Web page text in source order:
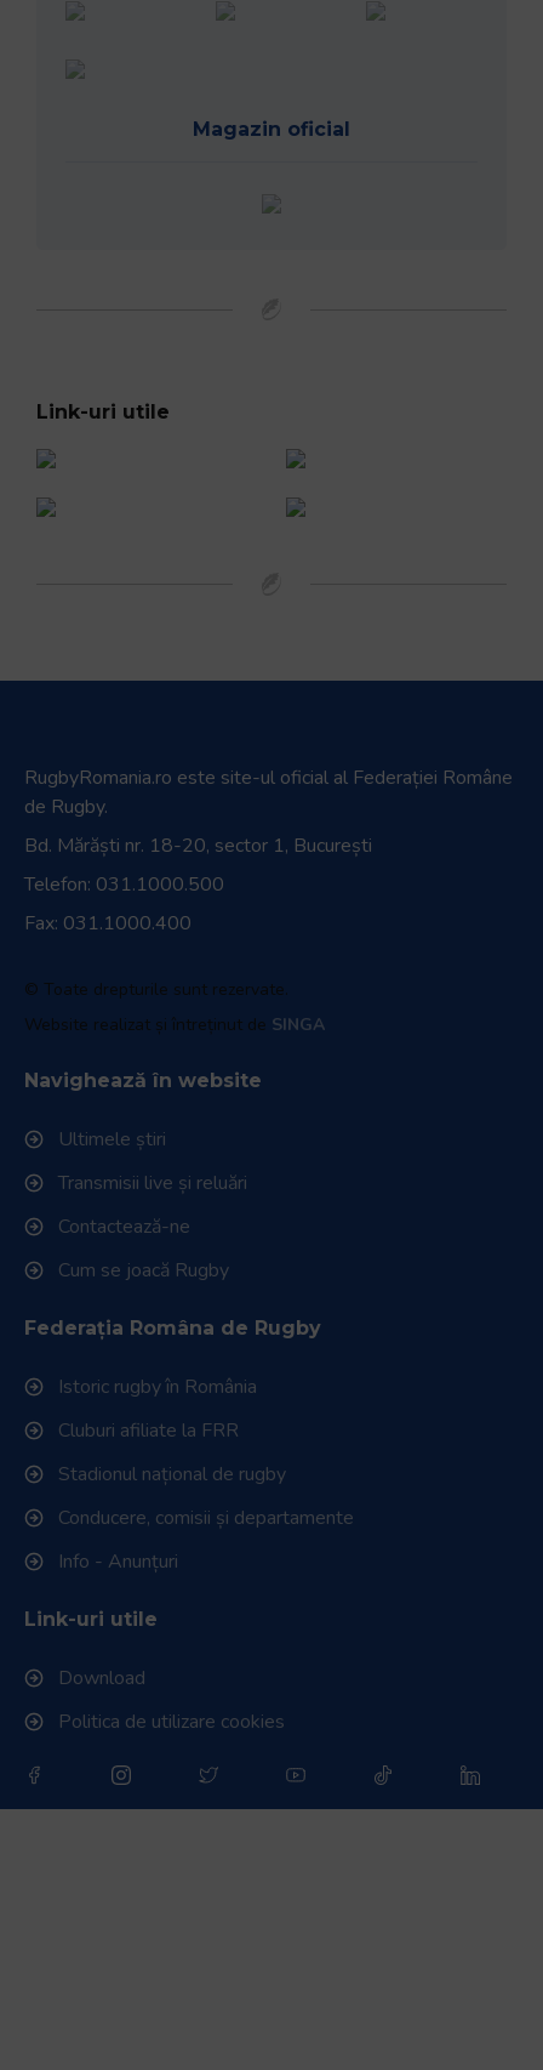
Magazin oficial
Link-uri utile
RugbyRomania.ro este site-ul oficial al Federației Române
de Rugby.
Bd. Mărăști nr. 18-20, sector 1, București
Telefon: 031.1000.500
Fax: 031.1000.400
© Toate drepturile sunt rezervate.
Website realizat și întreținut de SINGA
Navighează în website
Ultimele știri
Transmisii live și reluări
Contactează-ne
Cum se joacă Rugby
Federația Româna de Rugby
Istoric rugby în România
Cluburi afiliate la FRR
Stadionul național de rugby
Conducere, comisii și departamente
Info - Anunțuri
Link-uri utile
Download
Politica de utilizare cookies